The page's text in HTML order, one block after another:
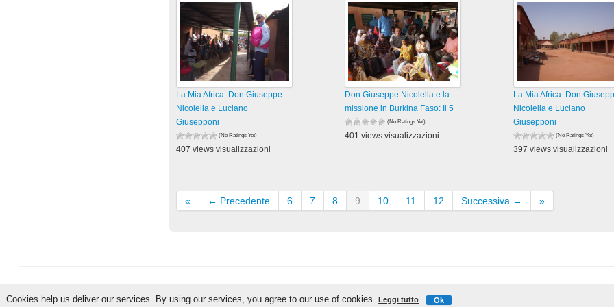
La Mia Africa: Don Giuseppe
Nicolella e Luciano
Giusepponi
(No Ratings Yet)
407 views visualizzazioni
Don Giuseppe Nicolella e la
missione in Burkina Faso: Il 5
(No Ratings Yet)
401 views visualizzazioni
La Mia Africa: Don
Nicolella e Luciano
Giusepponi
(No Ratings Yet)
397 views visualizzazioni
« ← Precedente 6 7 8 9 10 11 12 Successiva → »
Realizzato da
Gianmaria D'Ambra
Cookies help us deliver our services. By using our services, you agree to our use of cookies.Leggi tutto Ok